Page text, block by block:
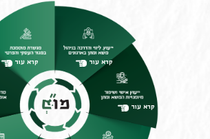
קרא עוד קרא עוד
קרא עוד